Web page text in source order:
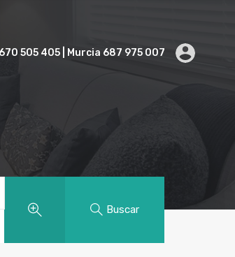
505 405 | Murcia 687 975 007
Buscar